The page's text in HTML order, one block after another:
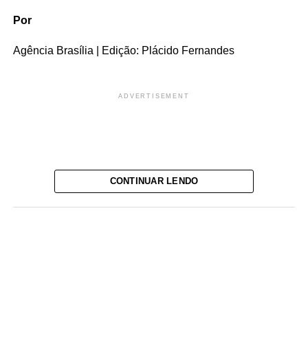
Por
Agência Brasília | Edição: Plácido Fernandes
ADVERTISEMENT
CONTINUAR LENDO